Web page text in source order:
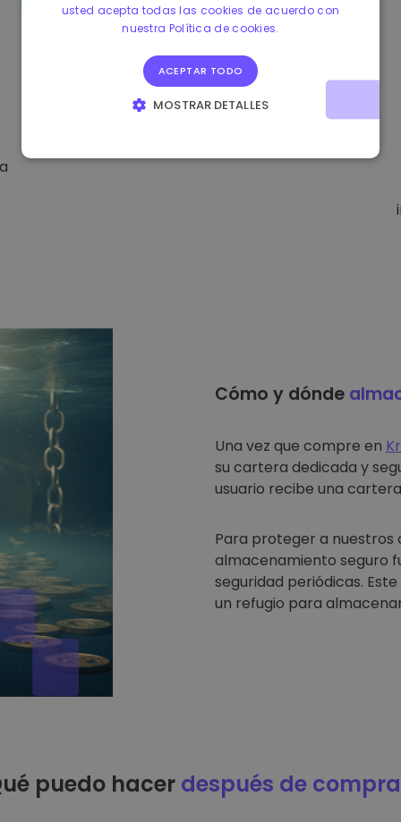
Cómo y dónde
Una vez que compre en
su cartera dedicada y
usuario recibe una
Para proteger a nuestros
almacenamiento seguro
seguridad periódicas.
un refugio para
puedo hacer después de
usted acepta todas las cookies de acuerdo con
nuestra Política de cookies.
ACEPTAR TODO
MOSTRAR DETALLES